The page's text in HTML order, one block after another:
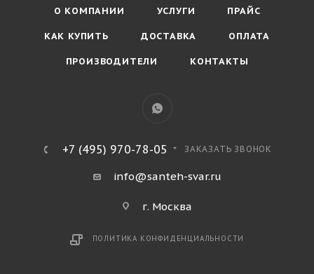
О КОМПАНИИ УСЛУГИ ПРАЙС
КАК КУПИТЬ ДОСТАВКА ОПЛАТА
ПРОИЗВОДИТЕЛИ КОНТАКТЫ
+7 (495) 970-78-05 ЗАКАЗАТЬ ЗВОНОК
info@santeh-svar.ru
г. Москва
ПОЛИТИКА КОНФИДЕНЦИАЛЬНОСТИ